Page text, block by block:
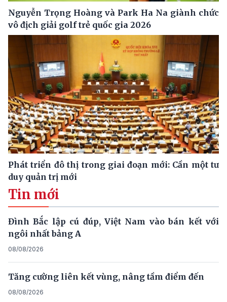
Nguyễn Trọng Hoàng và Park Ha Na giành chức
vô địch giải golf trẻ quốc gia 2026
Phát triển đô thị trong giai đoạn mới: Cần một tư
duy quản trị mới
Tin mới
Đình Bắc lập cú đúp, Việt Nam vào bán kết với
ngôi nhất bảng A
08/08/2026
Tăng cường liên kết vùng, nâng tầm điểm đến
08/08/2026